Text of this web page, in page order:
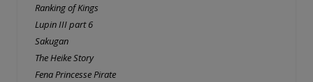
Ranking of Kings
Lupin III part 6
Sakugan
The Heike Story
Fena Princesse Pirate